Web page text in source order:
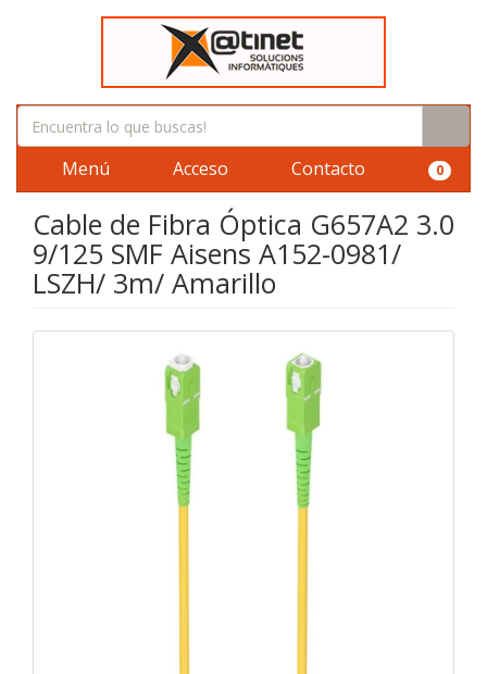
Menú Acceso Contacto 0
Cable de Fibra Óptica G657A2 3.0
9/125 SMF Aisens A152-0981/
LSZH/ 3m/ Amarillo